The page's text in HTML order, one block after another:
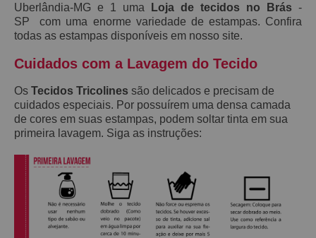
Uberlândia-MG e 1 uma
Loja de tecidos no Brás -
SP com uma enorme variedade de estampas. Confira
todas as estampas disponíveis em nosso site.
Cuidados com a Lavagem do Tecido
Os Tecidos Tricolines são delicados e precisam de
cuidados especiais. Por possuírem uma densa camada
de cores em suas estampas, podem soltar tinta em sua
primeira lavagem. Siga as instruções: